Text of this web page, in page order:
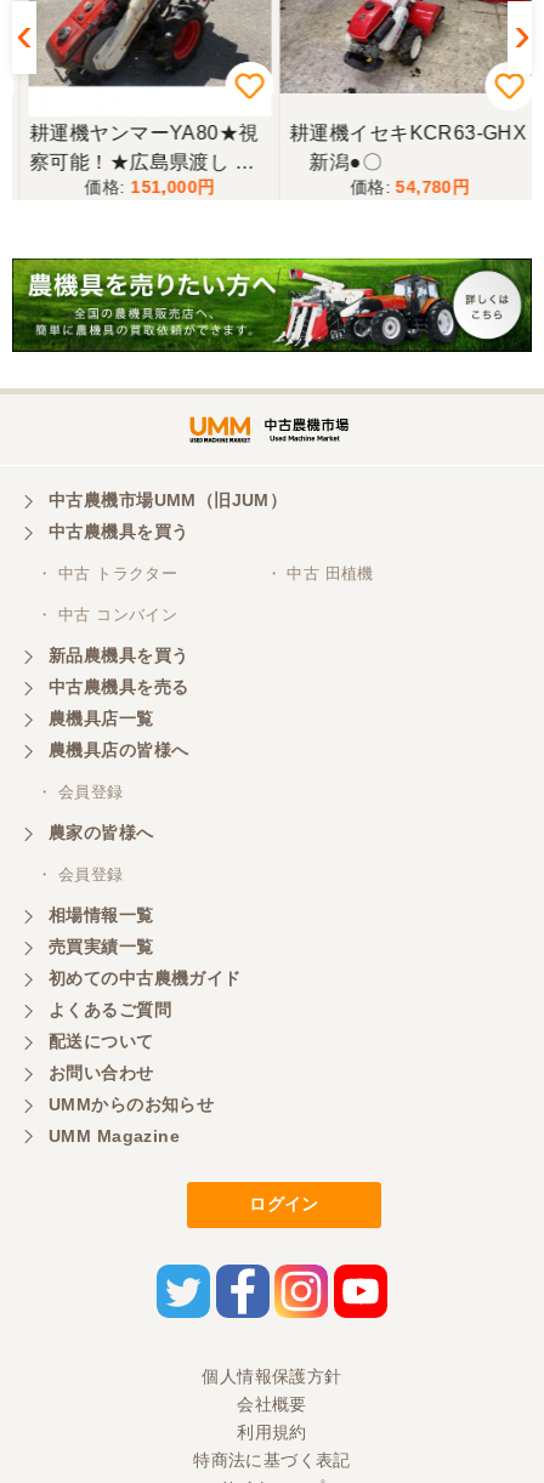
耕運機ヤンマーYA80★視
察可能！★広島県渡し ヤ
ンマー 耕運機 YA80 8馬力
現状渡し【P11435487】
151,000
耕運機イセキKCR63-GHX
新潟●〇
54,780
中古農機市場UMM（旧JUM）
中古農機具を買う
・ 中古 トラクター ・ 中古 田植機
・ 中古 コンバイン
新品農機具を買う
中古農機具を売る
農機具店一覧
農機具店の皆様へ
・ 会員登録
農家の皆様へ
・ 会員登録
相場情報一覧
売買実績一覧
初めての中古農機ガイド
よくあるご質問
配送について
お問い合わせ
UMMからのお知らせ
UMM Magazine
ログイン
個人情報保護方針
会社概要
利用規約
特商法に基づく表記